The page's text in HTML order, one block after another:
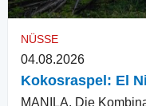
NÜSSE
04.08.2026
Kokosraspel: El
MANILA. Die